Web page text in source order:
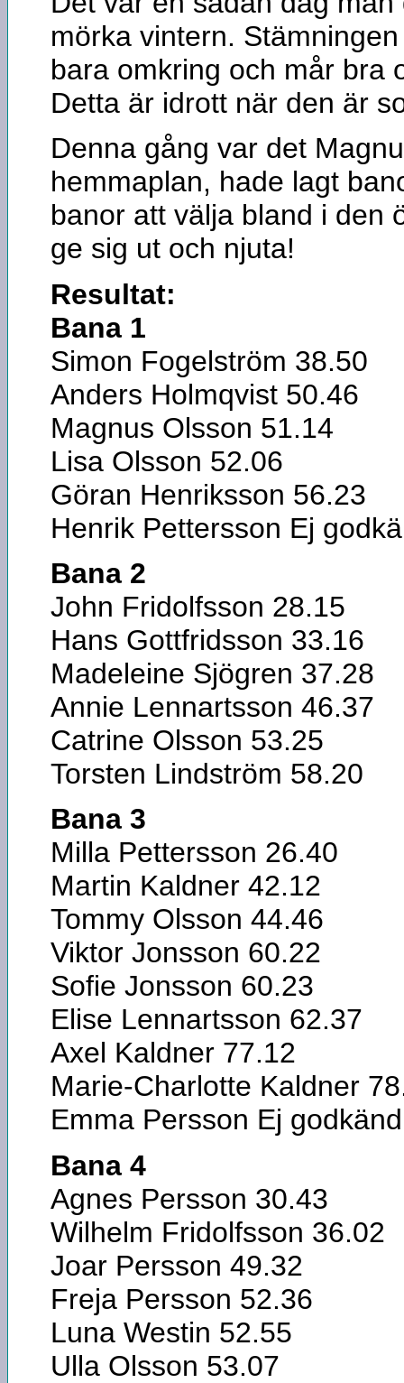
mörka vintern.
bara omkring och mår bra
Detta är idrott när den är
Denna gång var det
hemmaplan, hade lagt
banor att välja bland i den
ge sig ut och njuta!
Resultat:
Bana 1
Simon Fogelström 38.50
Anders Holmqvist 50.46
Magnus Olsson 51.14
Lisa Olsson 52.06
Göran Henriksson 56.23
Henrik Pettersson Ej
Bana 2
John Fridolfsson 28.15
Hans Gottfridsson 33.16
Madeleine Sjögren 37.28
Annie Lennartsson 46.37
Catrine Olsson 53.25
Torsten Lindström 58.20
Bana 3
Milla Pettersson 26.40
Martin Kaldner 42.12
Tommy Olsson 44.46
Viktor Jonsson 60.22
Sofie Jonsson 60.23
Elise Lennartsson 62.37
Axel Kaldner 77.12
Marie-Charlotte Kaldner
Emma Persson Ej godkänd
Bana 4
Agnes Persson 30.43
Wilhelm Fridolfsson 36.02
Joar Persson 49.32
Freja Persson 52.36
Luna Westin 52.55
Ulla Olsson 53.07